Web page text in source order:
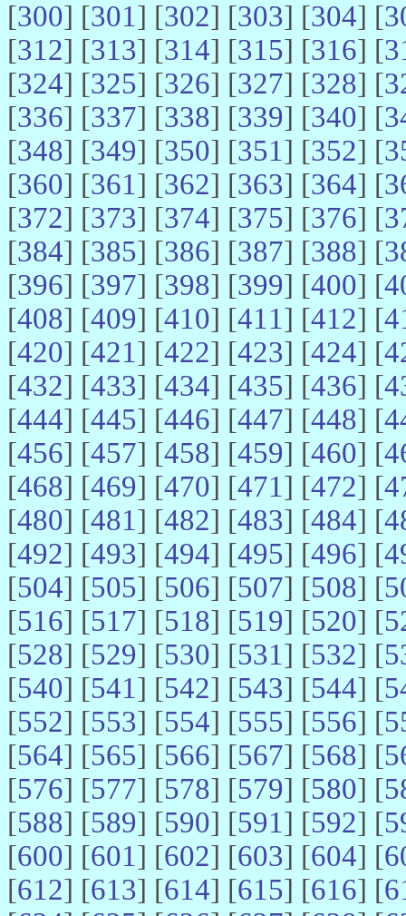
[300] [301] [302] [303] [304] [
[312] [313] [314] [315] [316] [
[324] [325] [326] [327] [328] [
[336] [337] [338] [339] [340] [
[348] [349] [350] [351] [352] [
[360] [361] [362] [363] [364] [
[372] [373] [374] [375] [376] [
[384] [385] [386] [387] [388] [
[396] [397] [398] [399] [400] [
[408] [409] [410] [411] [412] [
[420] [421] [422] [423] [424] [
[432] [433] [434] [435] [436] [
[444] [445] [446] [447] [448] [
[456] [457] [458] [459] [460] [
[468] [469] [470] [471] [472] [
[480] [481] [482] [483] [484] [
[492] [493] [494] [495] [496] [
[504] [505] [506] [507] [508] [
[516] [517] [518] [519] [520] [
[528] [529] [530] [531] [532] [
[540] [541] [542] [543] [544] [
[552] [553] [554] [555] [556] [
[564] [565] [566] [567] [568] [
[576] [577] [578] [579] [580] [
[588] [589] [590] [591] [592] [
[600] [601] [602] [603] [604] [
[612] [613] [614] [615] [616] [